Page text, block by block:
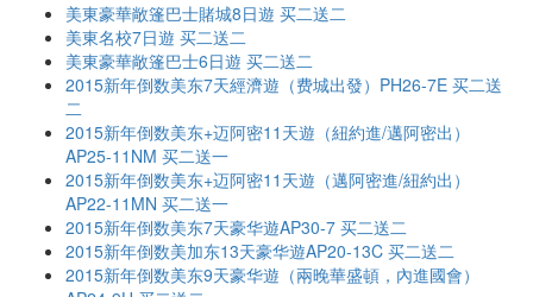
美東豪華敞篷巴士賭城8日遊 买二送二
美東名校7日遊 买二送二
美東豪華敞篷巴士6日遊 买二送二
2015新年倒数美东7天經濟遊（费城出發）PH26-7E 买二送
二
2015新年倒数美东+迈阿密11天遊（紐約進/邁阿密出）
AP25-11NM 买二送一
2015新年倒数美东+迈阿密11天遊（邁阿密進/紐約出）
AP22-11MN 买二送一
2015新年倒数美东7天豪华遊AP30-7 买二送二
2015新年倒数美加东13天豪华遊AP20-13C 买二送二
2015新年倒数美东9天豪华遊（兩晚華盛頓，內進國會）